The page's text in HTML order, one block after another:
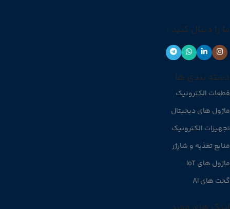
ما را دنبال کنید :
دسته بندی ها
قطعات الکترونیک
ماژول های دیجیتال
تجهیزات الکترونیک
منابع تغذیه و شارژر
ماژول های IoT
گجت های AI